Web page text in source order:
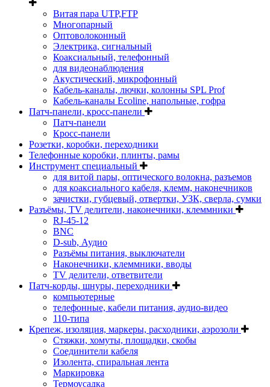
Витая пара UTP,FTP
Многопарный
Оптоволоконный
Электрика, сигнальный
Коаксиальный, телефонный
для видеонаблюдения
Акустический, микрофонный
Кабель-каналы, лючки, колонны SPL Prof
Кабель-каналы Ecoline, напольные, гофра
Патч-панели, кросс-панели
Патч-панели
Кросс-панели
Розетки, коробки, переходники
Телефонные коробки, плинты, рамы
Инструмент специальный
для витой пары, оптического волокна, разъемов
для коаксиального кабеля, клемм, наконечников
зачистки, губцевый, отвертки, УЗК, сверла, сумки
Разъёмы, TV делители, наконечники, клеммники
RJ-45-12
BNC
D-sub, Аудио
Разъёмы питания, выключатели
Наконечники, клеммники, вводы
ТV делители, ответвители
Патч-корды, шнуры, переходники
компьютерные
телефонные, кабели питания, аудио-видео
110-типа
Крепеж, изоляция, маркеры, расходники, аэрозоли
Стяжки, хомуты, площадки, скобы
Соединители кабеля
Изолента, спиральная лента
Маркировка
Термоусадка